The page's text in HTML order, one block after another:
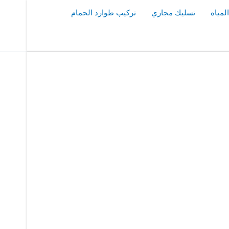
تسليك مجاري تركيب طوارد الحمام